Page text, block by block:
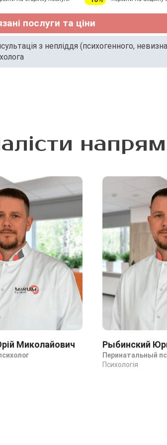
послуги та ціни
з непліддя (психогенного,
Миколайович Рыбинский
Перинатальный
Психологія